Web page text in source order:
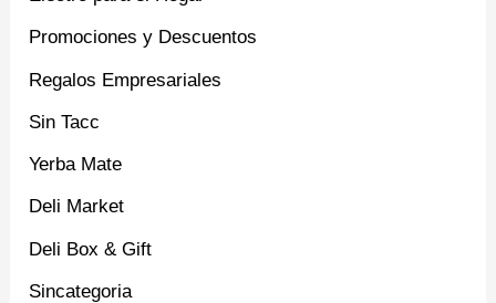
Promociones y Descuentos
Regalos Empresariales
Sin Tacc
Yerba Mate
Deli Market
Deli Box & Gift
Sincategoria